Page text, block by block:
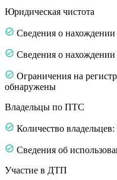
Юридическая чистота
Сведения о
Сведения о
Ограничения на
обнаружены
Владельцы по ПТС
Количество владельцев:
Сведения об
Участие в ДТП